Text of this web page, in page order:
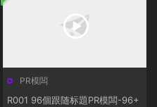
PR模闆
R001 96個跟随标題PR模闆-96+